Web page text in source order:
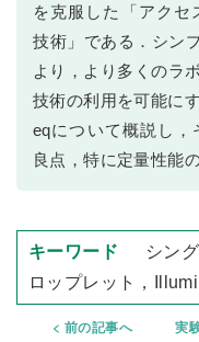
を克服した「アクセ
技術」である．シン
より，より多くのラ
技術の利用を可能に
eqについて概説し，
良点，特に定量性能
シン
ロップレット，
前の記事へ 実